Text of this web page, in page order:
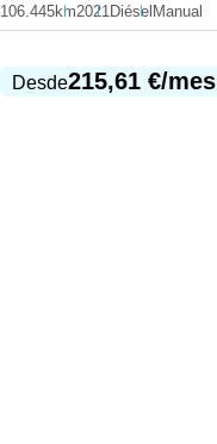
106.445km2021 DiéselManual
Desde215,61 €/mes